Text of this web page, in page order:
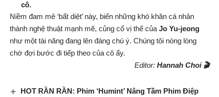
cô.
Niềm đam mê ‘bất diệt’ này, biến những khó khăn cá nhân
thành nghệ thuật mạnh mẽ, củng cố vị thế của Jo Yu-jeong
như một tài năng đang lên đáng chú ý. Chúng tôi nóng lòng
chờ đợi bước đi tiếp theo của cô ấy.
Editor: Hannah Choi 🎬
HOT RẦN RẦN: Phim ‘Humint’ Nâng Tầm Phim Điệp